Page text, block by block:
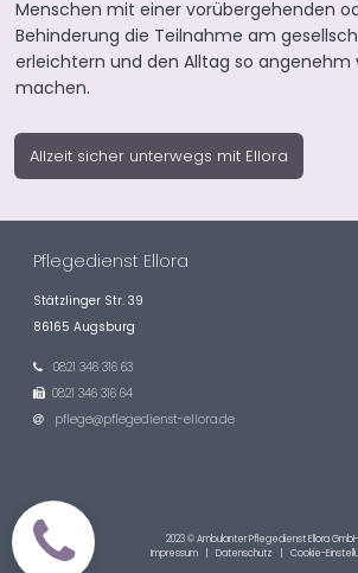
Menschen mit einer vorübergehenden
Behinderung die Teilnahme am
erleichtern und den Alltag so angenehm
machen.
Allzeit sicher unterwegs mit Ellora
Pflegedienst Ellora
Stätzlinger Str. 39
86165 Augsburg
 0821 346 316 63
 0821 346 316 64
 pflege@pflegedienst-ellora.de
2023 © Ambulanter Pflegedienst Ellora GmbH
Impressum| Datenschutz | Cookie-